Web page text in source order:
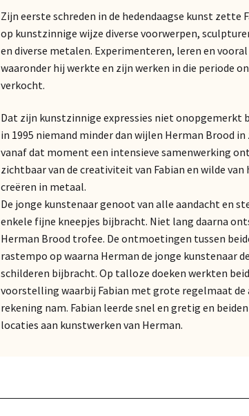
Zijn eerste schreden in de hedendaagse kunst zette
op kunstzinnige wijze diverse voorwerpen,
en diverse metalen. Experimenteren, leren en
waaronder hij werkte en zijn werken in die periode
verkocht.
Dat zijn kunstzinnige expressies niet onopgemerkt
in 1995 niemand minder dan wijlen Herman Brood
vanaf dat moment een intensieve samenwerking
zichtbaar van de creativiteit van Fabian en wilde van
creëren in metaal.
De jonge kunstenaar genoot van alle aandacht en
enkele fijne kneepjes bijbracht. Niet lang daarna
Herman Brood trofee. De ontmoetingen tussen
rastempo op waarna Herman de jonge kunstenaar
schilderen bijbracht. Op talloze doeken werkten
voorstelling waarbij Fabian met grote regelmaat
rekening nam. Fabian leerde snel en gretig en
locaties aan kunstwerken van Herman.